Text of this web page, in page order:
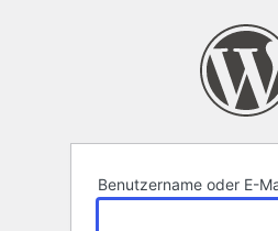
Benutzername oder E-